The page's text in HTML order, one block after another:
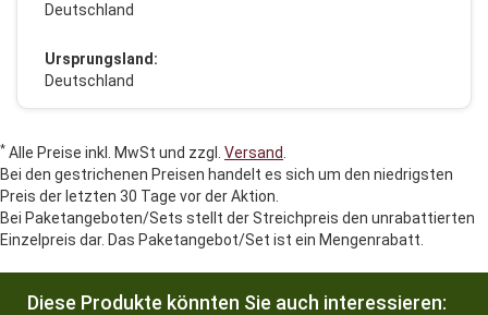
Deutschland
Ursprungsland:
Deutschland
* Alle Preise inkl. MwSt und zzgl. Versand
Bei den gestrichenen Preisen handelt es sich um den niedrigsten
Preis der letzten 30 Tage vor der Aktion.
Bei Paketangeboten/Sets stellt der Streichpreis den unrabattierten
Einzelpreis dar. Das Paketangebot/Set ist ein Mengenrabatt.
Diese Produkte könnten Sie auch interessieren: